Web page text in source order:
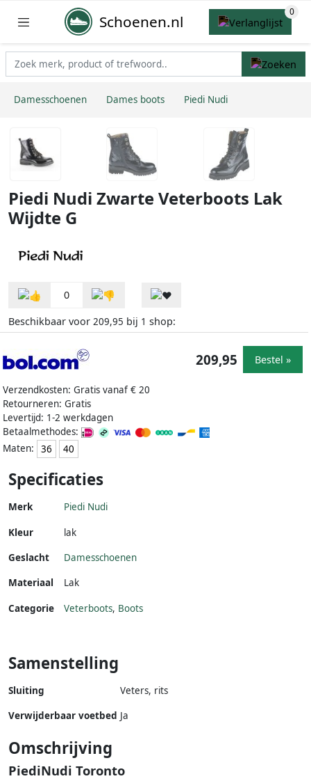
Schoenen.nl
Damesschoenen Dames boots Piedi Nudi
Piedi Nudi Zwarte Veterboots Lak
Wijdte G
0
Beschikbaar voor 209,95 bij 1 shop:
Verzendkosten: Gratis vanaf € 20
Retourneren: Gratis
Levertijd: 1-2 werkdagen
Betaalmethodes:
Maten:
36 40
209,95 Bestel »
Specificaties
Merk Piedi Nudi
Kleur
lak
Geslacht
Damesschoenen
Materiaal
Lak
Categorie Veterboots, Boots
Samenstelling
Sluiting
Veters, rits
Verwijderbaar voetbed Ja
Omschrijving
PiediNudi Toronto